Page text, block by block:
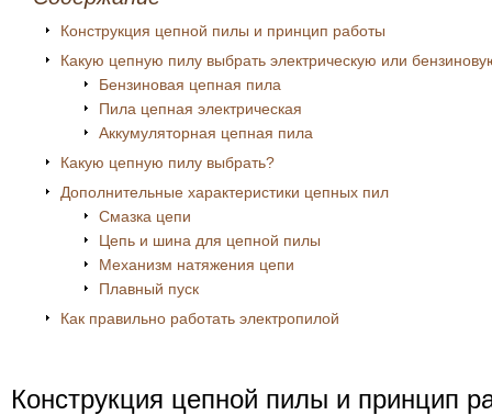
Конструкция цепной пилы и принцип работы
Какую цепную пилу выбрать электрическую или
Бензиновая цепная пила
Пила цепная электрическая
Аккумуляторная цепная пила
Какую цепную пилу выбрать?
Дополнительные характеристики цепных пил
Смазка цепи
Цепь и шина для цепной пилы
Механизм натяжения цепи
Плавный пуск
Как правильно работать электропилой
Конструкция цепной пилы и принцип